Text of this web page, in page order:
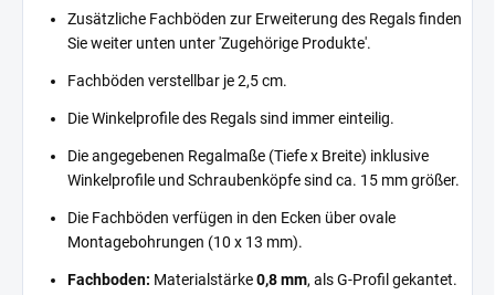
Zusätzliche Fachböden zur Erweiterung des Regals finden
Sie weiter unten unter 'Zugehörige Produkte'.
Fachböden verstellbar je 2,5 cm.
Die Winkelprofile des Regals sind immer einteilig.
Die angegebenen Regalmaße (Tiefe x Breite) inklusive
Winkelprofile und Schraubenköpfe sind ca. 15 mm größer.
Die Fachböden verfügen in den Ecken über ovale
Montagebohrungen (10 x 13 mm).
Fachboden: Materialstärke0,8 mm, als G-Profil gekantet.